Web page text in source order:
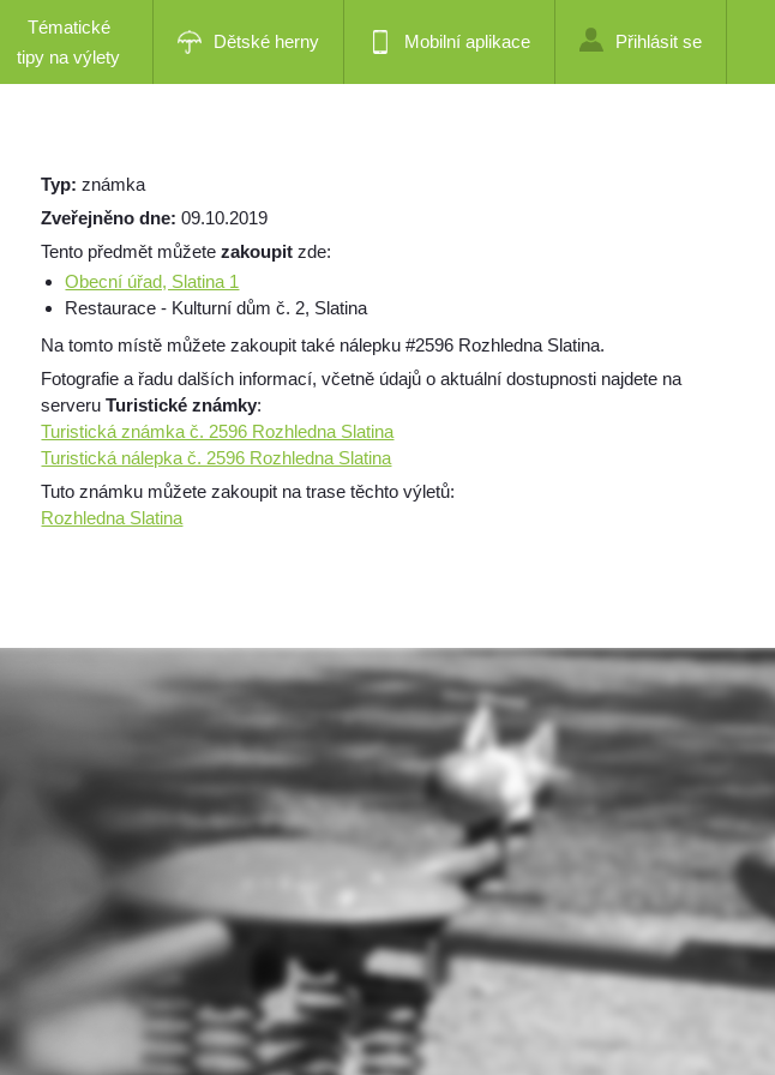
Tématické
tipy na výlety
Dětské herny Mobilní aplikace Přihlásit se
Typ:známka
Zveřejněno dne:09.10.2019
Tento předmět můžetezakoupit zde:
Obecní úřad, Slatina 1
Restaurace - Kulturní dům č. 2, Slatina
Na tomto místě můžete zakoupit také nálepku #2596 Rozhledna Slatina.
Fotografie a řadu dalších informací, včetně údajů o aktuální dostupnosti najdete na
serveruTuristické známky:
Turistická známka č. 2596 Rozhledna Slatina
Turistická nálepka č. 2596 Rozhledna Slatina
Tuto známku můžete zakoupit na trase těchto výletů:
Rozhledna Slatina